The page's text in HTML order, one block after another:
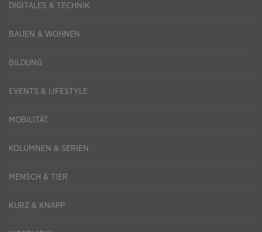
DIGITALES & TECHNIK
BAUEN & WOHNEN
BILDUNG
EVENTS & LIFESTYLE
MOBILITÄT
KOLUMNEN & SERIEN
MENSCH & TIER
KURZ & KNAPP